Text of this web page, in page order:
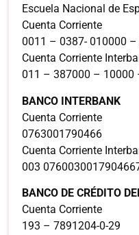
Escuela Nacional de
Cuenta Corriente
0011 – 0387- 010000
Cuenta Corriente
011 – 387000 – 10000
BANCO INTERBANK
Cuenta Corriente
0763001790466
Cuenta Corriente
003
BANCO DE CRÉDITO
Cuenta Corriente
193 – 7891204-0-29